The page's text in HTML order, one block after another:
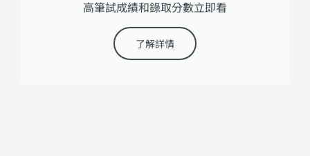
高筆試成績和錄取分數立即看
了解詳情